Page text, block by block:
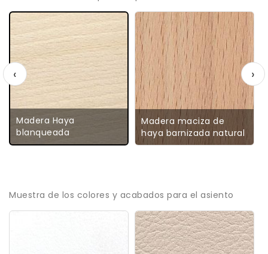
Madera Haya
blanqueada
Madera maciza de
haya barnizada natural
‹ ›
Muestra de los colores y acabados para el asiento